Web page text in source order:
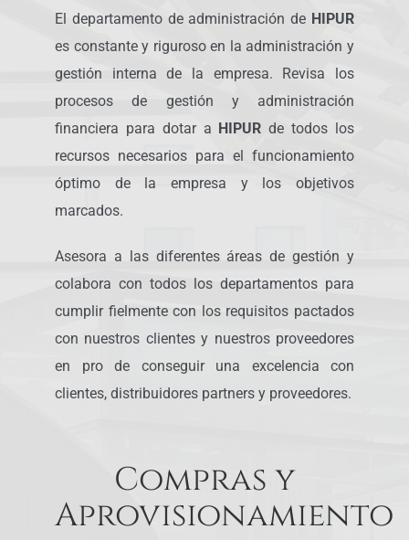
El departamento de administración de HIPUR
es constante y riguroso en la administración y
gestión interna de la empresa. Revisa los
procesos de gestión y administración
financiera para dotar a HIPUR de todos los
recursos necesarios para el funcionamiento
óptimo de la empresa y los objetivos
marcados.
Asesora a las diferentes áreas de gestión y
colabora con todos los departamentos para
cumplir fielmente con los requisitos pactados
con nuestros clientes y nuestros proveedores
en pro de conseguir una excelencia con
clientes, distribuidores partners y proveedores.
Compras y
Aprovisionamiento